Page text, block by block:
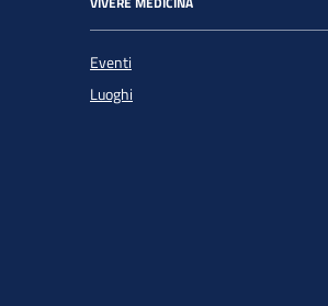
Eventi
Luoghi